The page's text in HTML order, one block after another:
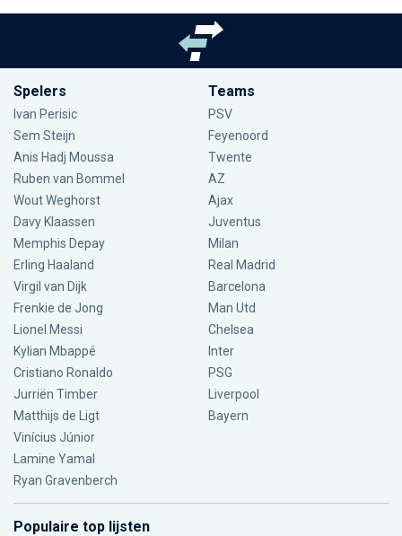
Spelers
Ivan Perisic
Sem Steijn
Anis Hadj Moussa
Ruben van Bommel
Wout Weghorst
Davy Klaassen
Memphis Depay
Erling Haaland
Virgil van Dijk
Frenkie de Jong
Lionel Messi
Kylian Mbappé
Cristiano Ronaldo
Jurriën Timber
Matthijs de Ligt
Vinícius Júnior
Lamine Yamal
Ryan Gravenberch
Teams
PSV
Feyenoord
Twente
AZ
Ajax
Juventus
Milan
Real Madrid
Barcelona
Man Utd
Chelsea
Inter
PSG
Liverpool
Bayern
Populaire top lijsten